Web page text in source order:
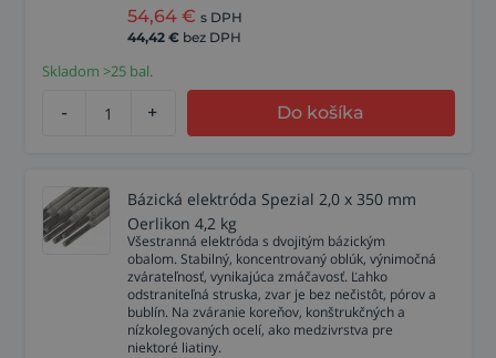
54,64 € s DPH
44,42 € bez DPH
Skladom >25 bal.
- + Do košíka
Bázická elektróda Spezial 2,0 x 350 mm
Oerlikon 4,2 kg
Všestranná elektróda s dvojitým bázickým
obalom. Stabilný, koncentrovaný oblúk, výnimočná
zvárateľnosť, vynikajúca zmáčavosť. Ľahko
odstraniteľná struska, zvar je bez nečistôt, pórov a
bublín. Na zváranie koreňov, konštrukčných a
nízkolegovaných ocelí, ako medzivrstva pre
niektoré liatiny.